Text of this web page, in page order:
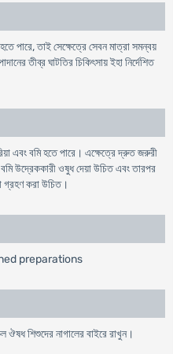
পারে, তাই সেক্ষেত্রে সেবন মাত্রা সমন্বয়
তীব্র ঘাটতির চিকিৎসায় ইহা নির্দেশিত
এবং বমি হতে পারে। এক্ষেত্রে দ্রুত জরুরী
উদ্রেককারী ওষুধ দেয়া উচিত এবং তারপর
গ্রহণ করা উচিত।
preparations
শিশুদের নাগালের বাইরে রাখুন।